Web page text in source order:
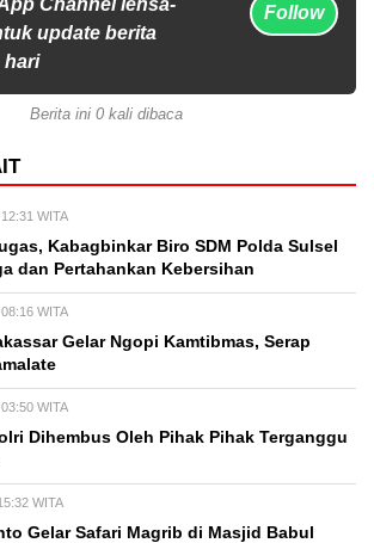
Channel lensa-
update berita
hari
Follow
Berita ini 0 kali dibaca
WITA
Kabagbinkar Biro SDM Polda Sulsel
dan Pertahankan Kebersihan
WITA
Gelar Ngopi Kamtibmas, Serap
WITA
Dihembus Oleh Pihak Pihak Terganggu
WITA
Gelar Safari Magrib di Masjid Babul